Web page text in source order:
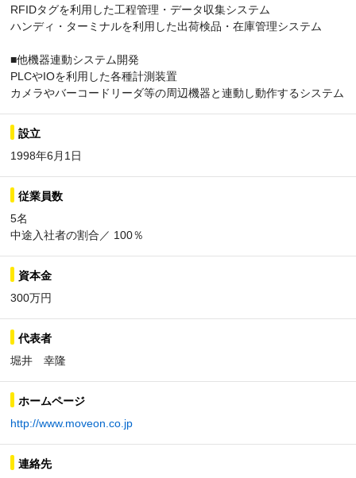
RFIDタグを利用した工程管理・データ収集システム
ハンディ・ターミナルを利用した出荷検品・在庫管理システム
■他機器連動システム開発
PLCやIOを利用した各種計測装置
カメラやバーコードリーダ等の周辺機器と連動し動作するシステム
設立
1998年6月1日
従業員数
5名
中途入社者の割合／ 100％
資本金
300万円
代表者
堀井 幸隆
ホームページ
http://www.moveon.co.jp
連絡先